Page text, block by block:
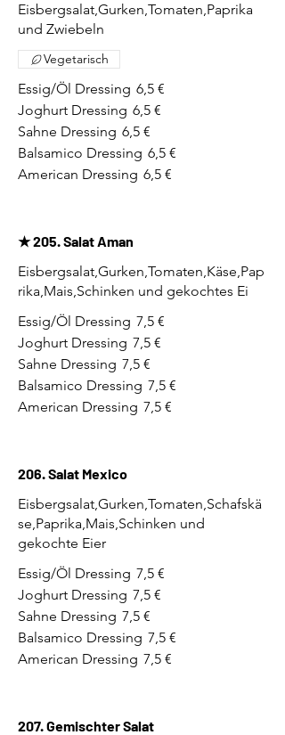
Eisbergsalat,Gurken,Tomaten,Paprika
und Zwiebeln
Essig/Öl Dressing 6,5 €
Joghurt Dressing 6,5 €
Sahne Dressing 6,5 €
Balsamico Dressing 6,5 €
American Dressing 6,5 €
Vegetarisch
★ 205. Salat Aman
Eisbergsalat,Gurken,Tomaten,Käse,Pap
rika,Mais,Schinken und gekochtes Ei
Essig/Öl Dressing 7,5 €
Joghurt Dressing 7,5 €
Sahne Dressing 7,5 €
Balsamico Dressing 7,5 €
American Dressing 7,5 €
206. Salat Mexico
Eisbergsalat,Gurken,Tomaten,Schafskä
se,Paprika,Mais,Schinken und
gekochte Eier
Essig/Öl Dressing 7,5 €
Joghurt Dressing 7,5 €
Sahne Dressing 7,5 €
Balsamico Dressing 7,5 €
American Dressing 7,5 €
207. Gemischter Salat